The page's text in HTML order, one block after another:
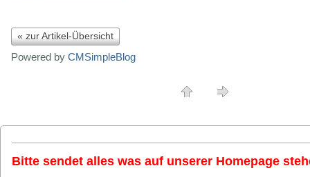
« zur Artikel-Übersicht
Powered by CMSimpleBlog
Bitte sendet alles was auf unserer Homepage